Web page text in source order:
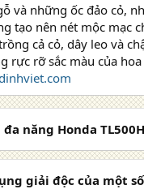
và những ốc đảo cỏ,
tạo nên nét mộc mạc
cả cỏ, dây leo và
rực rỡ sắc màu của hoa
đa năng Honda
giải độc của một